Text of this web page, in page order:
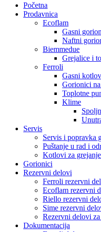
Početna
Prodavnica
Ecoflam
Gasni
Naftni
Biemmedue
Grejalice i
Ferroli
Gasni
Gorionici
Toplotne
Klime
Servis
Servis i popravka
Puštanje u rad i
Kotlovi za
Gorionici
Rezervni delovi
Ferroli rezervni
Ecoflam rezervni
Riello rezervni
Sime rezervni
Rezervni delovi
Dokumentacija